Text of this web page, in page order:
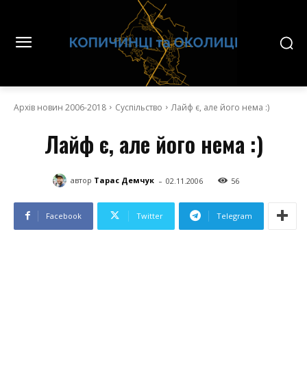
Архів новин 2006-2018 Суспільство Лайф є, але його нема :)
Лайф є, але його нема :)
автор Тарас Демчук - 02.11.2006 56
Facebook Twitter Telegram